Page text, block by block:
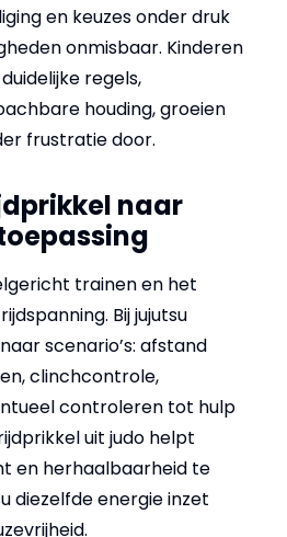
en keuzes onder druk
onmisbaar. Kinderen
regels,
houding, groeien
frustratie door.
naar
trainen en het
Bij jujutsu
scenario’s: afstand
clinchcontrole,
controleren tot hulp
uit judo helpt
en herhaalbaarheid te
diezelfde energie inzet